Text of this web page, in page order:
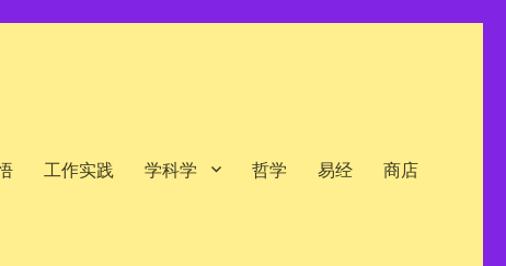
工作实践 学科学 哲学 易经 商店